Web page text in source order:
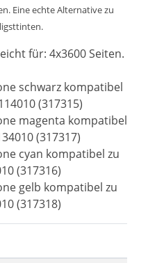
Eine echte Alternative zu
für: 4x3600 Seiten.
schwarz kompatibel
(317315)
magenta kompatibel
(317317)
cyan kompatibel zu
(317316)
gelb kompatibel zu
(317318)